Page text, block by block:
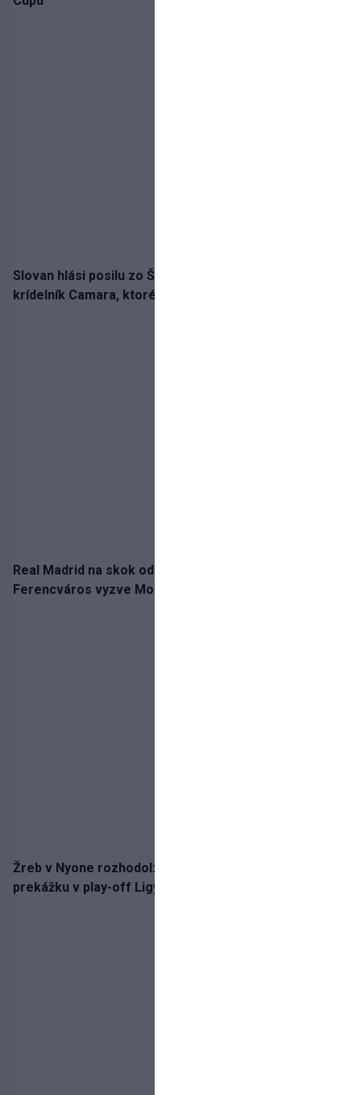
Slovan hlási posilu zo Španielska! Belasých posilní
krídelník Camara, ktorého povedie jeho detský vzor
Real Madrid na skok od Slovenska: Borbélyho
Ferencváros vyzve Mourinhove hviezdy
Žreb v Nyone rozhodol: Slovan spoznal potenciálnu
prekážku v play-off Ligy majstrov